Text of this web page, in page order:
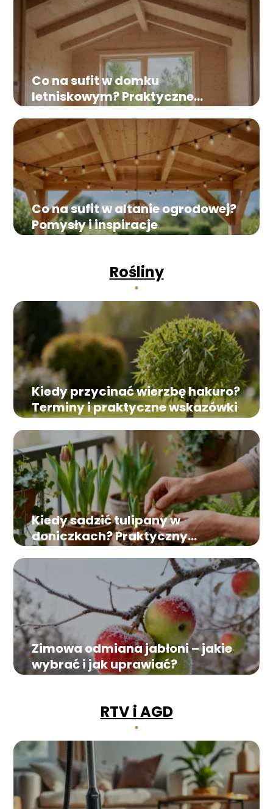
Co na sufit w domku
letniskowym? Praktyczne
pomysły i inspiracje
Co na sufit w altanie ogrodowej?
Pomysły i inspiracje
Rośliny
Kiedy przycinać wierzbę hakuro?
Terminy i praktyczne wskazówki
Kiedy sadzić tulipany w
doniczkach? Praktyczny
poradnik
Zimowa odmiana jabłoni – jakie
wybrać i jak uprawiać?
RTV i AGD